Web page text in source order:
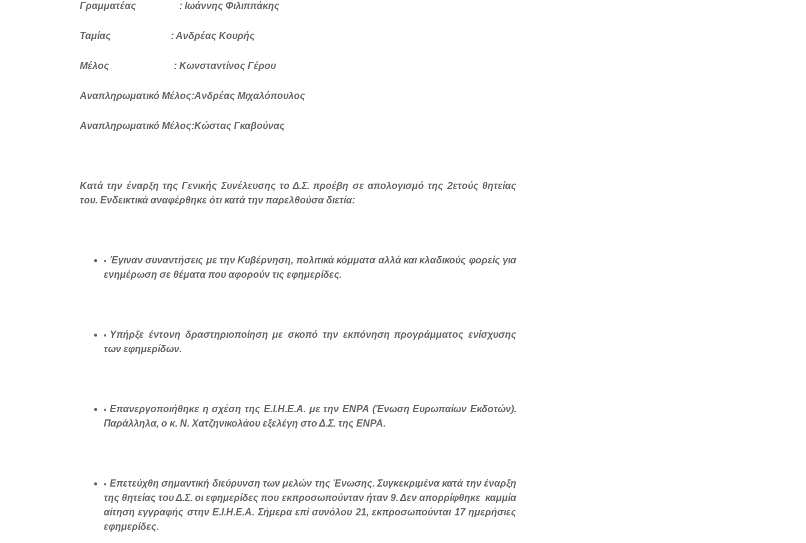
Γραμματέας : Ιωάννης Φιλιππάκης
Ταμίας : Ανδρέας Κουρής
Μέλος : Κωνσταντίνος Γέρου
Αναπληρωματικό Μέλος:Ανδρέας Μιχαλόπουλος
Αναπληρωματικό Μέλος:Κώστας Γκαβούνας
Κατά την έναρξη της Γενικής Συνέλευσης το Δ.Σ. προέβη σε απολογισμό της 2ετούς θητείας
του. Ενδεικτικά αναφέρθηκε ότι κατά την παρελθούσα διετία:
Έγιναν συναντήσεις με την Κυβέρνηση, πολιτικά κόμματα αλλά και κλαδικούς φορείς για
ενημέρωση σε θέματα που αφορούν τις εφημερίδες.
Υπήρξε έντονη δραστηριοποίηση με σκοπό την εκπόνηση προγράμματος ενίσχυσης
των εφημερίδων.
Επανεργοποιήθηκε η σχέση της Ε.Ι.Η.Ε.Α. με την ΕΝΡΑ (Ένωση Ευρωπαίων Εκδοτών).
Παράλληλα, ο κ. Ν. Χατζηνικολάου εξελέγη στο Δ.Σ. της ΕΝPA.
Επετεύχθη σημαντική διεύρυνση των μελών της Ένωσης. Συγκεκριμένα κατά την έναρξη
της θητείας του Δ.Σ. οι εφημερίδες που εκπροσωπούνταν ήταν 9. Δεν απορρίφθηκε καμμία
αίτηση εγγραφής στην Ε.Ι.Η.Ε.Α. Σήμερα επί συνόλου 21, εκπροσωπούνται 17 ημερήσιες
εφημερίδες.